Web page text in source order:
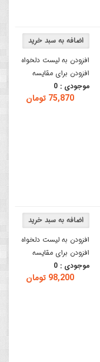
افزودن به لیست دلخواه
افزودن برای مقایسه
موجودی : 0
75,870 تومان
افزودن به لیست دلخواه
افزودن برای مقایسه
موجودی : 0
98,200 تومان